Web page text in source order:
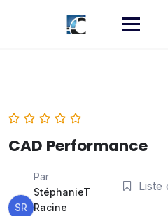
CAD Performance
SR
Par
StéphanieT
Racine
Liste